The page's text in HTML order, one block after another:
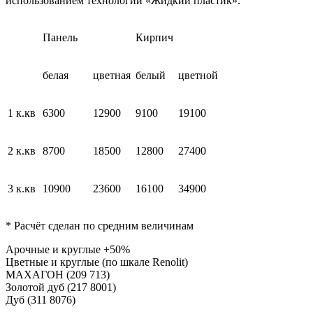
Панель Кирпич
белая цветная белый цветной
1 к.кв 6300 12900 9100 19100
2 к.кв 8700 18500 12800 27400
3 к.кв 10900 23600 16100 34900
* Расчёт сделан по средним величинам
Арочные и круглые +50%
Цветные и круглые (по шкале Renolit)
МАХАГОН (209 713)
Золотой дуб (217 8001)
Дуб (311 8076)